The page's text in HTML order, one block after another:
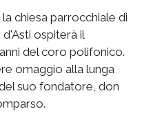
chiesa parrocchiale di
ospiterà il
del coro polifonico.
omaggio alla lunga
suo fondatore, don